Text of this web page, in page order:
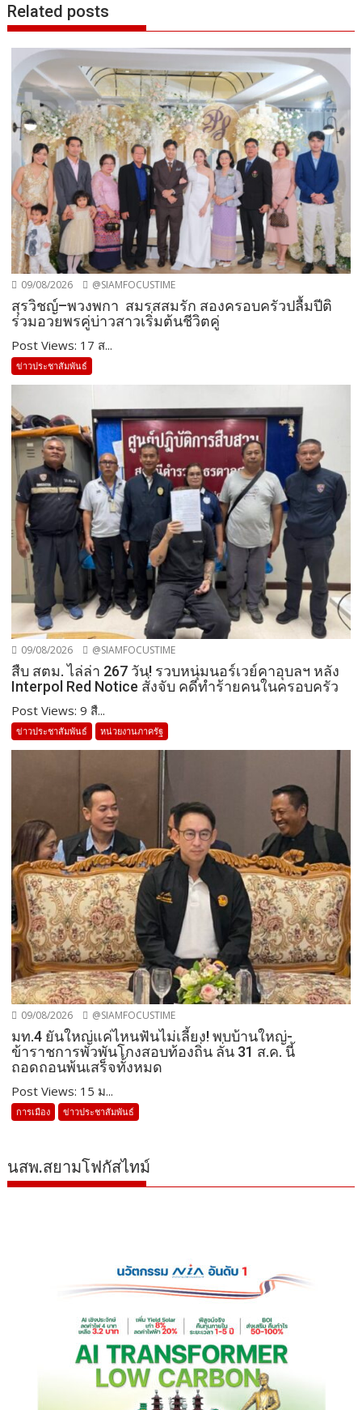
Related posts
09/08/2026 @SIAMFOCUSTIME
สุรวิชญ์–พวงพกา สมรสสมรัก สองครอบครัวปลื้มปีติ
ร่วมอวยพรคู่บ่าวสาวเริ่มต้นชีวิตคู่
Post Views: 17 ส...
ข่าวประชาสัมพันธ์
09/08/2026 @SIAMFOCUSTIME
สืบ สตม. ไล่ล่า 267 วัน! รวบหนุ่มนอร์เวย์คาอุบลฯ หลัง
Interpol Red Notice สั่งจับ คดีทำร้ายคนในครอบครัว
Post Views: 9 สื...
ข่าวประชาสัมพันธ์ หน่วยงานภาครัฐ
09/08/2026 @SIAMFOCUSTIME
มท.4 ยันใหญ่แค่ไหนฟันไม่เลี้ยง! พบบ้านใหญ่-
ข้าราชการพัวพันโกงสอบท้องถิ่น ลั่น 31 ส.ค. นี้
ถอดถอนพ้นเสร็จทั้งหมด
Post Views: 15 ม...
การเมือง ข่าวประชาสัมพันธ์
นสพ.สยามโฟกัสไทม์